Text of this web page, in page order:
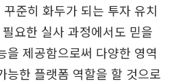
준히 화두가 되는 투자 유치
요한 실사 과정에서도 믿을
을 제공함으로써 다양한 영역
능한 플랫폼 역할을 할 것으로